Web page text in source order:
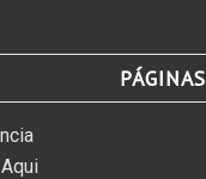
PÁGINAS